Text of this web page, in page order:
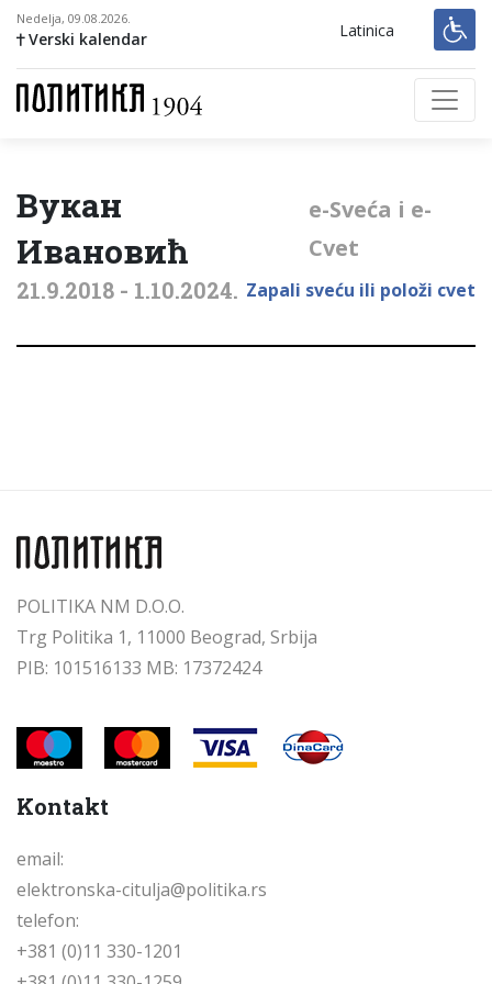
Nedelja, 09.08.2026.
Verski kalendar Latinica
Вукан
Ивановић
е-Sveća i e-
Cvet
21.9.2018 - 1.10.2024. Zapali sveću ili položi cvet
POLITIKA NM D.O.O.
Trg Politika 1, 11000 Beograd, Srbija
PIB: 101516133 MB: 17372424
Kontakt
email:
elektronska-citulja@politika.rs
telefon:
+381 (0)11 330-1201